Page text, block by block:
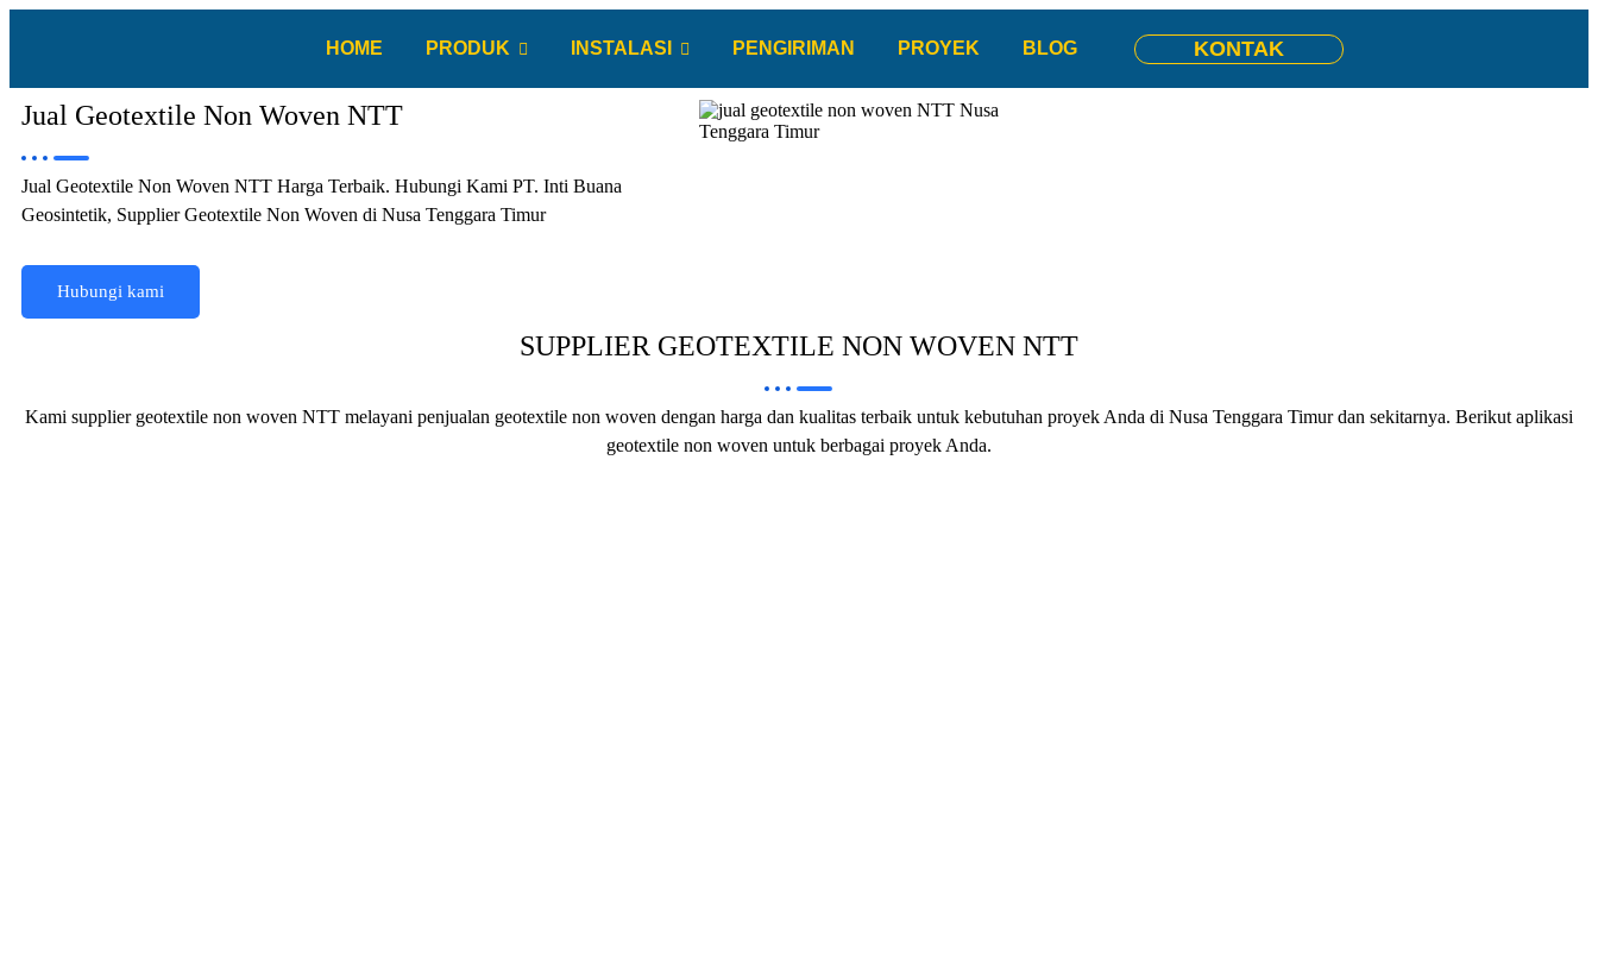
HOME PRODUK INSTALASI PENGIRIMAN PROYEK BLOG KONTAK
Jual Geotextile Non Woven NTT
Jual Geotextile Non Woven NTT Harga Terbaik. Hubungi Kami PT. Inti Buana
Geosintetik, Supplier Geotextile Non Woven di Nusa Tenggara Timur
Hubungi kami
SUPPLIER GEOTEXTILE NON WOVEN NTT
Kami supplier geotextile non woven NTT melayani penjualan geotextile non woven dengan harga dan kualitas terbaik untuk kebutuhan proyek Anda di Nusa Tenggara Timur dan sekitarnya. Berikut aplikasi
geotextile non woven untuk berbagai proyek Anda.